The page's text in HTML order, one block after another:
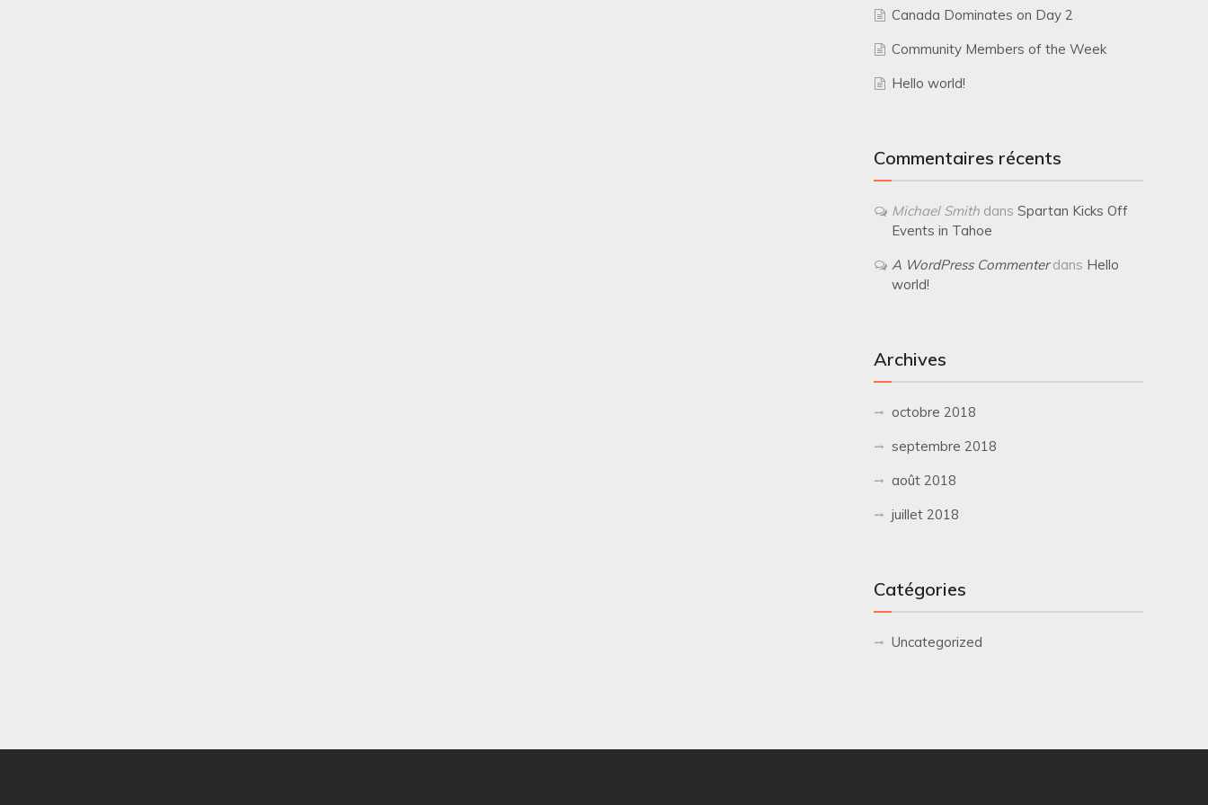
Canada Dominates on Day 2
Community Members of the Week
Hello world!
Commentaires récents
Michael Smith dans Spartan Kicks Off
Events in Tahoe
A WordPress Commenterdans Hello
world!
Archives
octobre 2018
septembre 2018
août 2018
juillet 2018
Catégories
Uncategorized